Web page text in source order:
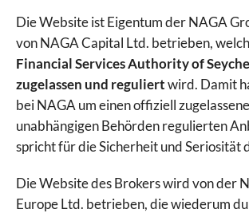
Die Website ist Eigentum der NAGA
von NAGA Capital Ltd. betrieben,
Financial Services Authority of
zugelassen und reguliertwird. Damit
bei NAGA um einen offiziell
unabhängigen Behörden regulierten
spricht für die Sicherheit und Seriosität
Die Website des Brokers wird von der
Europe Ltd. betrieben, die wiederum